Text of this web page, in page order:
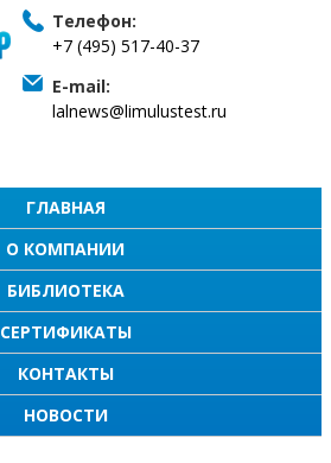
Телефон:
+7 (495) 517-40-37
E-mail:
lalnews@limulustest.ru
ГЛАВНАЯ
О КОМПАНИИ
БИБЛИОТЕКА
СЕРТИФИКАТЫ
КОНТАКТЫ
НОВОСТИ